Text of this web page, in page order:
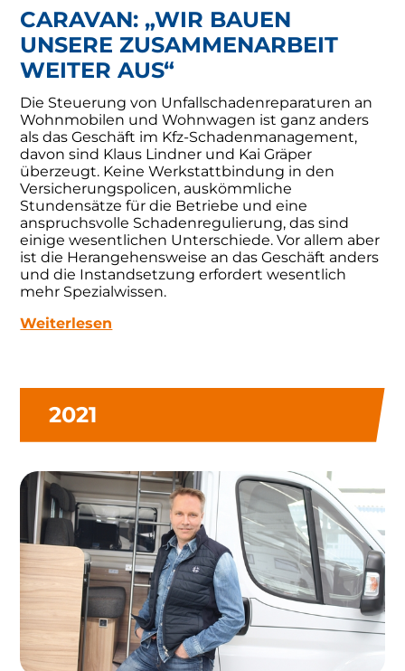
CARAVAN: „WIR BAUEN
UNSERE ZUSAMMENARBEIT
WEITER AUS“
Die Steuerung von Unfallschadenreparaturen an
Wohnmobilen und Wohnwagen ist ganz anders
als das Geschäft im Kfz-Schadenmanagement,
davon sind Klaus Lindner und Kai Gräper
überzeugt. Keine Werkstattbindung in den
Versicherungspolicen, auskömmliche
Stundensätze für die Betriebe und eine
anspruchsvolle Schadenregulierung, das sind
einige wesentlichen Unterschiede. Vor allem aber
ist die Herangehensweise an das Geschäft anders
und die Instandsetzung erfordert wesentlich
mehr Spezialwissen.
Weiterlesen
2021